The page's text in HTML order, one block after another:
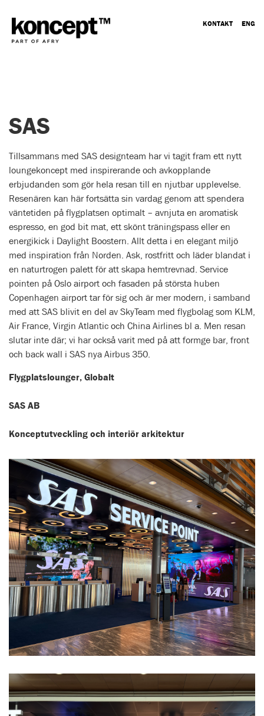
KONTAKT ENG
SAS
Tillsammans med SAS designteam har vi tagit fram ett nytt
loungekoncept med inspirerande och avkopplande
erbjudanden som gör hela resan till en njutbar upplevelse.
Resenären kan här fortsätta sin vardag genom att spendera
väntetiden på flygplatsen optimalt – avnjuta en aromatisk
espresso, en god bit mat, ett skönt träningspass eller en
energikick i Daylight Boostern. Allt detta i en elegant miljö
med inspiration från Norden. Ask, rostfritt och läder blandat i
en naturtrogen palett för att skapa hemtrevnad. Service
pointen på Oslo airport och fasaden på största huben
Copenhagen airport tar för sig och är mer modern, i samband
med att SAS blivit en del av SkyTeam med flygbolag som KLM,
Air France, Virgin Atlantic och China Airlines bl a. Men resan
slutar inte där; vi har också varit med på att formge bar, front
och back wall i SAS nya Airbus 350.
Flygplatslounger, Globalt
SAS AB
Konceptutveckling och interiör arkitektur